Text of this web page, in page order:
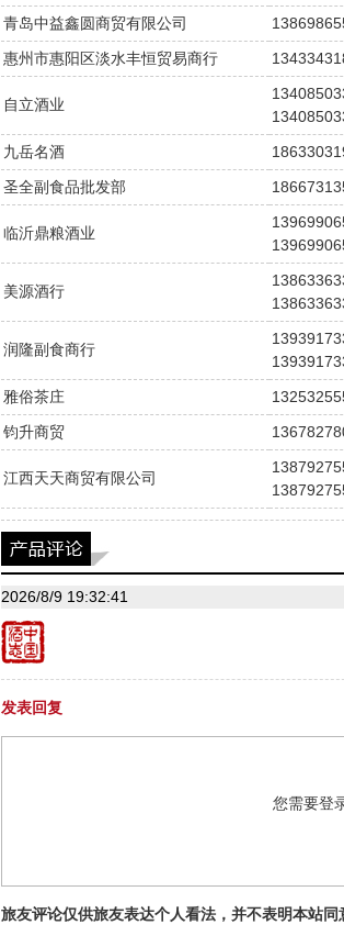
青岛中益鑫圆商贸有限公司
惠州市惠阳区淡水丰恒贸易商行
自立酒业
九岳名酒
圣全副食品批发部
临沂鼎粮酒业
美源酒行
润隆副食商行
雅俗茶庄
钧升商贸
江西天天商贸有限公司
2026/8/9 19:32:41
发表回复
您需要登
旅友评论仅供旅友表达个人看法，并不表明本站